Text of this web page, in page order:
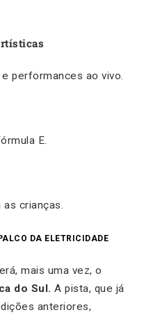
performances ao vivo.
E.
as crianças.
DA ELETRICIDADE
mais uma vez, o
do Sul. A pista, que já
anteriores,